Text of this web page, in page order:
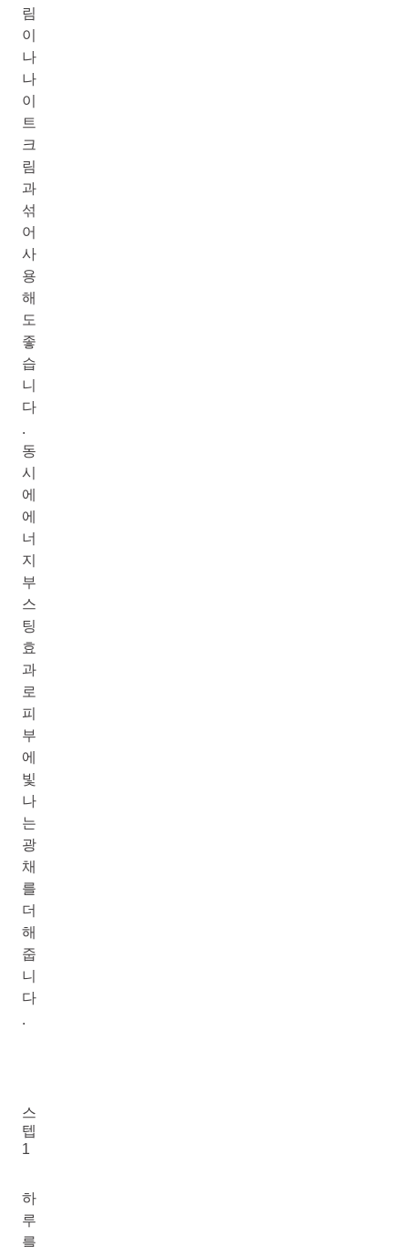
림
이
나
나
이
트
크
림
과
섞
어
사
용
해
도
좋
습
니
다
.
동
시
에
에
너
지
부
스
팅
효
과
로
피
부
에
빛
나
는
광
채
를
더
해
줍
니
다
.
스
텝
1
하
루
를